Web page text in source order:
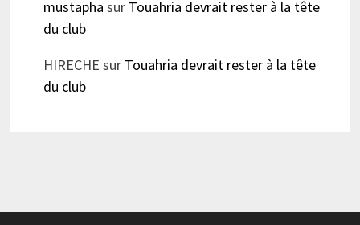
mustapha sur Touahria devrait rester à la tête
du club
HIRECHE sur Touahria devrait rester à la tête
du club